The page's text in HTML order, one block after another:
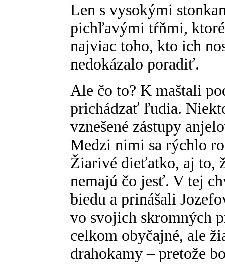
Len s vysokými
pichľavými tŕňmi,
najviac toho, kto ich
nedokázalo poradiť.
Ale čo to? K maštali
prichádzať ľudia.
vznešené zástupy
Medzi nimi sa rýchlo
Žiarivé dieťatko, aj to,
nemajú čo jesť. V tej
biedu a prinášali
vo svojich skromných
celkom obyčajné, ale
drahokamy – pretože